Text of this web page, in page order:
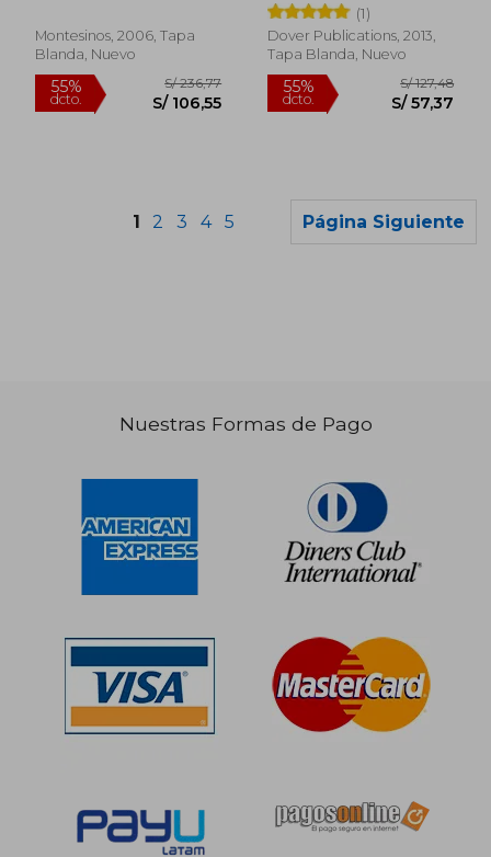
S/ 54,45
Montesinos, 2006, Tapa
Blanda, Nuevo
(1)
Dover Publications, 2013,
Tapa Blanda, Nuevo
1 2 3 4 5 Página Siguiente
Nuestras Formas de Pago